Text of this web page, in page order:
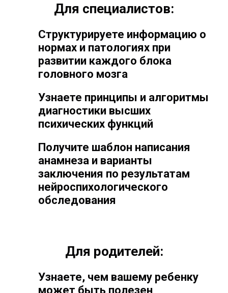
Для специалистов:
Структурируете информацию о
нормах и патологиях при
развитии каждого блока
головного мозга
Узнаете принципы и алгоритмы
диагностики высших
психических функций
Получите шаблон написания
анамнеза и варианты
заключения по результатам
нейроспихологического
обследования
Для родителей:
Узнаете, чем вашему ребенку
может быть полезен